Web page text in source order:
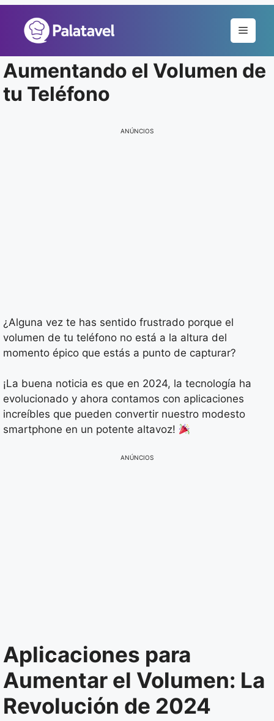
conteúdo
Menu
Aumentando el Volumen de
tu Teléfono
ANÚNCIOS
¿Alguna vez te has sentido frustrado porque el
volumen de tu teléfono no está a la altura del
momento épico que estás a punto de capturar?
¡La buena noticia es que en 2024, la tecnología ha
evolucionado y ahora contamos con aplicaciones
increíbles que pueden convertir nuestro modesto
smartphone en un potente altavoz!
ANÚNCIOS
Aplicaciones para
Aumentar el Volumen: La
Revolución de 2024